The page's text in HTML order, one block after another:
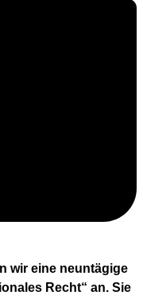
wir eine neuntägige
Recht“ an. Sie